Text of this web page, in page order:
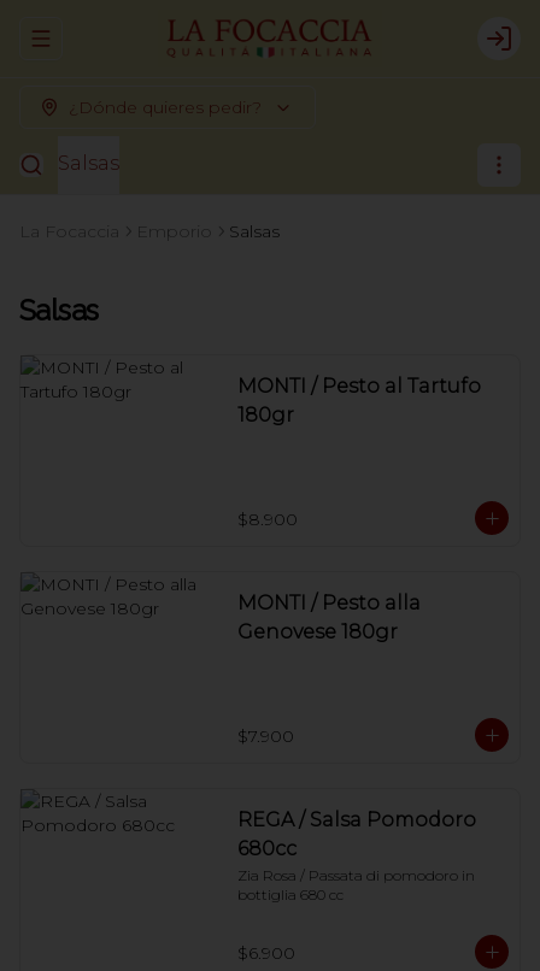
Abrir menu de navegación
¿Dónde quieres pedir?
Salsas
La Focaccia Emporio Salsas
Salsas
MONTI / Pesto al Tartufo
180gr
$8.900
MONTI / Pesto alla
Genovese 180gr
$7.900
REGA / Salsa Pomodoro
680cc
Zia Rosa / Passata di pomodoro in
bottiglia 680 cc
$6.900